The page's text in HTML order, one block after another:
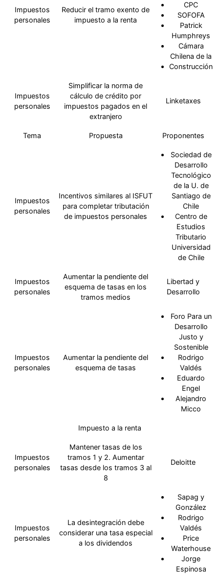
Impuestos
personales
Reducir el tramo exento de
impuesto a la renta
CPC
SOFOFA
Patrick
Humphreys
Cámara
Chilena de la
Construcción
Impuestos
personales
Simplificar la norma de
cálculo de crédito por
impuestos pagados en el
extranjero
Linketaxes
Tema Propuesta Proponentes
Impuestos
personales
Incentivos similares al ISFUT
para completar tributación
de impuestos personales
Sociedad de
Desarrollo
Tecnológico
de la U. de
Santiago de
Chile
Centro de
Estudios
Tributario
Universidad
de Chile
Impuestos
personales
Aumentar la pendiente del
esquema de tasas en los
tramos medios
Libertad y
Desarrollo
Impuestos
personales
Aumentar la pendiente del
esquema de tasas
Foro Para un
Desarrollo
Justo y
Sostenible
Rodrigo
Valdés
Eduardo
Engel
Alejandro
Micco
Impuesto a la renta
Impuestos
personales
Mantener tasas de los
tramos 1 y 2. Aumentar
tasas desde los tramos 3 al
8
Deloitte
Impuestos
personales
La desintegración debe
considerar una tasa especial
a los dividendos
Sapag y
González
Rodrigo
Valdés
Price
Waterhouse
Jorge
Espinosa